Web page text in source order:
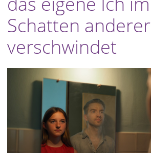
Schatten anderer
verschwindet